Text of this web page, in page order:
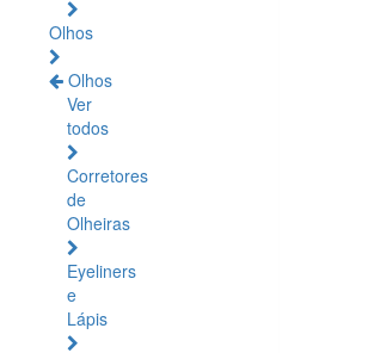
Olhos
Olhos
Ver
todos
Corretores
de
Olheiras
Eyeliners
e
Lápis